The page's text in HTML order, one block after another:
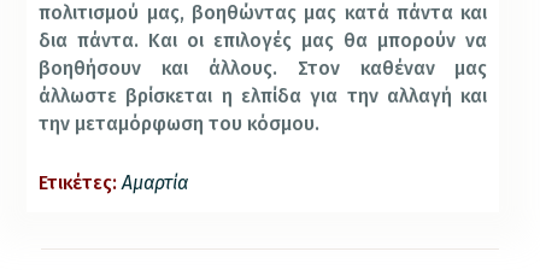
πολιτισμού μας, βοηθώντας μας κατά πάντα και
δια πάντα. Και οι επιλογές μας θα μπορούν να
βοηθήσουν και άλλους. Στον καθέναν μας
άλλωστε βρίσκεται η ελπίδα για την αλλαγή και
την μεταμόρφωση του κόσμου.
Ετικέτες: Αμαρτία